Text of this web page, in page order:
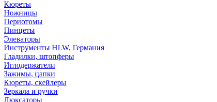
Кюреты
Ножницы
Периотомы
Пинцеты
Элеваторы
Инструменты HLW, Германия
Гладилки, штопферы
Иглодержатели
Зажимы, цапки
Кюреты, скейлеры
Зеркала и ручки
Люксаторы